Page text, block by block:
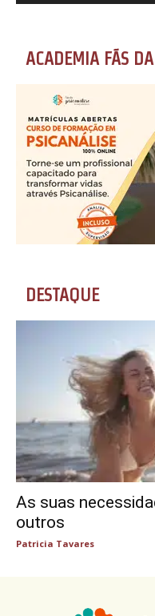
ACADEMIA FÃS
DESTAQUE
As suas
outros
Patricia Tavares